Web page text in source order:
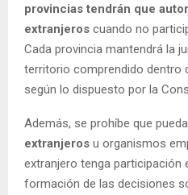
provincias tendrán que
extranjeros cuando no
Cada provincia mantendrá la
territorio comprendido dentro
según lo dispuesto por la
Además, se prohíbe que
extranjeros u organismos
extranjero tenga participación
formación de las decisiones